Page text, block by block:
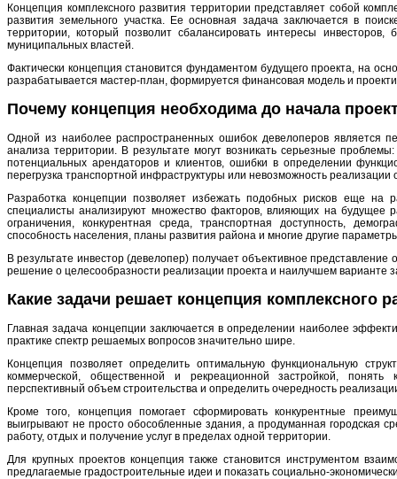
Концепция комплексного развития территории представляет собой
развития земельного участка. Ее основная задача заключается в
территории, который позволит сбалансировать интересы
муниципальных властей.
Фактически концепция становится фундаментом будущего проекта, на
разрабатывается мастер-план, формируется финансовая модель и
Почему концепция необходима до начала
Одной из наиболее распространенных ошибок девелоперов является
анализа территории. В результате могут возникать серьезные
потенциальных арендаторов и клиентов, ошибки в определении
перегрузка транспортной инфраструктуры или невозможность
Разработка концепции позволяет избежать подобных рисков еще на
специалисты анализируют множество факторов, влияющих на будущее
ограничения, конкурентная среда, транспортная доступность,
способность населения, планы развития района и многие другие
В результате инвестор (девелопер) получает объективное
решение о целесообразности реализации проекта и наилучшем варианте
Какие задачи решает концепция комплексного
Главная задача концепции заключается в определении наиболее
практике спектр решаемых вопросов значительно шире.
Концепция позволяет определить оптимальную функциональную
коммерческой, общественной и рекреационной застройкой,
перспективный объем строительства и определить очередность
Кроме того, концепция помогает сформировать конкурентные
выигрывают не просто обособленные здания, а продуманная городская
работу, отдых и получение услуг в пределах одной территории.
Для крупных проектов концепция также становится инструментом
предлагаемые градостроительные идеи и показать социально-